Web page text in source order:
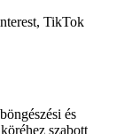
TikTok
és
szabott